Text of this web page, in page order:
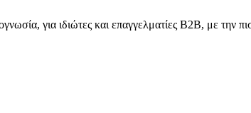
για ιδιώτες και επαγγελματίες Β2Β, με την